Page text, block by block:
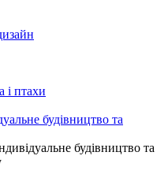
і птахи
будівництво та
будівництво та